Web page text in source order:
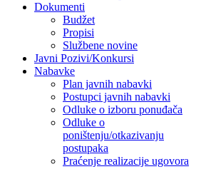
Dokumenti
Budžet
Propisi
Službene novine
Javni Pozivi/Konkursi
Nabavke
Plan javnih nabavki
Postupci javnih nabavki
Odluke o izboru ponuđača
Odluke o
poništenju/otkazivanju
postupaka
Praćenje realizacije ugovora